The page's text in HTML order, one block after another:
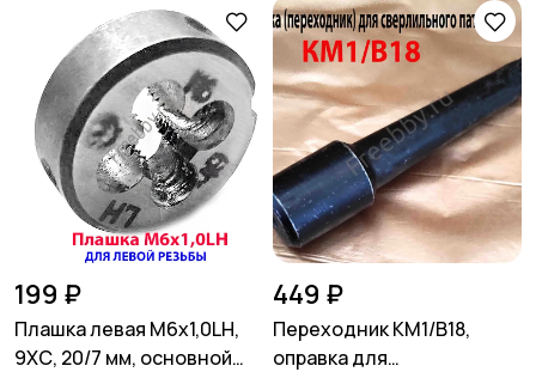
199 ₽
Плашка левая М6х1,0LH,
9ХС, 20/7 мм, основной
449 ₽
Переходник КМ1/В18,
оправка для